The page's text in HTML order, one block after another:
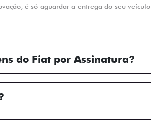
é só aguardar a entrega do seu veículo.
do Fiat por Assinatura?